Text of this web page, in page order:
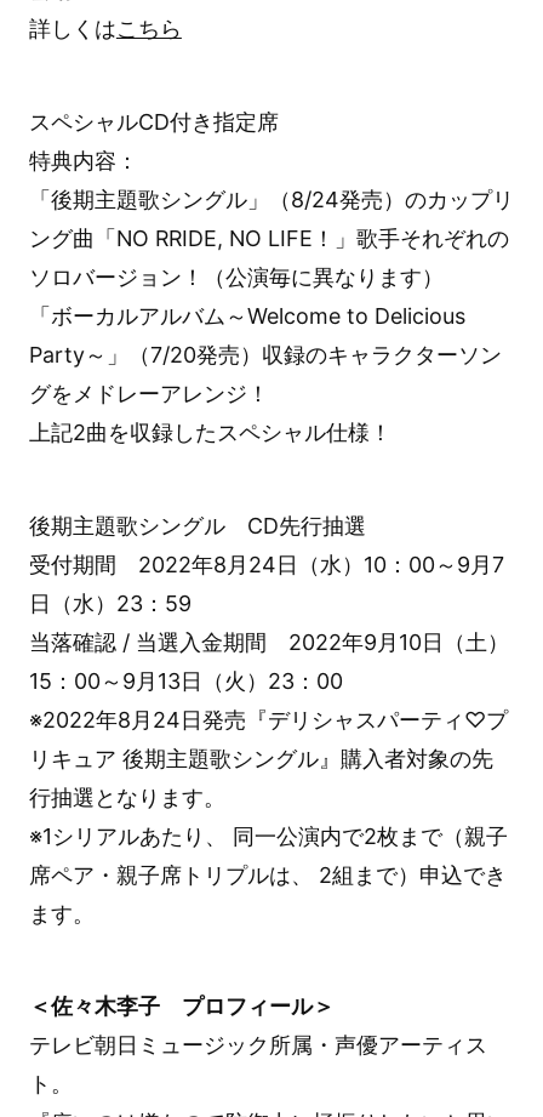
詳しくはこちら
スペシャルCD付き指定席
特典内容：
「後期主題歌シングル」（8/24発売）のカップリ
ング曲「NO RRIDE, NO LIFE！」歌手それぞれの
ソロバージョン！（公演毎に異なります）
「ボーカルアルバム～Welcome to Delicious
Party～」（7/20発売）収録のキャラクターソン
グをメドレーアレンジ！
上記2曲を収録したスペシャル仕様！
後期主題歌シングル CD先行抽選
受付期間 2022年8月24日（水）10：00～9月7
日（水）23：59
当落確認 / 当選入金期間 2022年9月10日（土）
15：00～9月13日（火）23：00
※2022年8月24日発売『デリシャスパーティ♡プ
リキュア 後期主題歌シングル』購入者対象の先
行抽選となります。
※1シリアルあたり、 同一公演内で2枚まで（親子
席ペア・親子席トリプルは、 2組まで）申込でき
ます。
＜佐々木李子 プロフィール＞
テレビ朝日ミュージック所属・声優アーティス
ト。